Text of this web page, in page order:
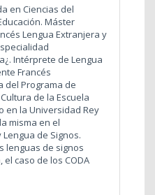
en Ciencias del
Máster
Lengua Extranjera y
Intérprete de Lengua
Francés
del Programa de
de la Escuela
en la Universidad Rey
misma en el
de Signos.
lenguas de signos
caso de los CODA